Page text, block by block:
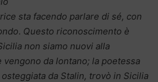
sta facendo parlare di sé, con
. Questo riconoscimento è
non siamo nuovi alla
da lontano; la poetessa
da Stalin, trovò in Sicilia